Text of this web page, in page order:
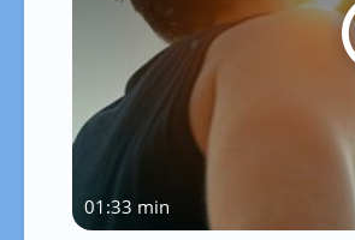
01:33 min